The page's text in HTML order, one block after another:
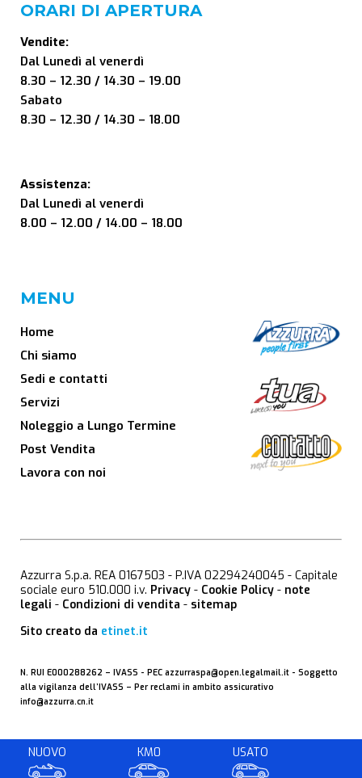
NUOVO KM0 USATO
ORARI DI APERTURA
Vendite:
Dal Lunedì al venerdì
8.30 – 12.30 / 14.30 – 19.00
Sabato
8.30 – 12.30 / 14.30 – 18.00
Assistenza:
Dal Lunedì al venerdì
8.00 – 12.00 / 14.00 – 18.00
MENU
Home
Chi siamo
Sedi e contatti
Servizi
Noleggio a Lungo Termine
Post Vendita
Lavora con noi
Azzurra S.p.a. REA 0167503 - P.IVA 02294240045 - Capitale
sociale euro 510.000 i.v. Privacy - Cookie Policy - note
legali - Condizioni di vendita - sitemap
Sito creato da etinet.it
N. RUI E000288262 – IVASS - PEC azzurraspa@open.legalmail.it - Soggetto
alla vigilanza dell’IVASS – Per reclami in ambito assicurativo
info@azzurra.cn.it